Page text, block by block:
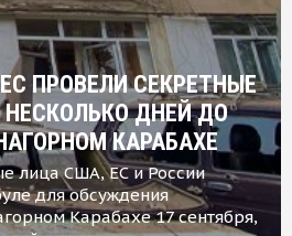
ПРОВЕЛИ СЕКРЕТНЫЕ
НЕСКОЛЬКО ДНЕЙ ДО
КАРАБАХЕ
лица США, ЕС и России
для обсуждения
Карабахе 17 сентября,